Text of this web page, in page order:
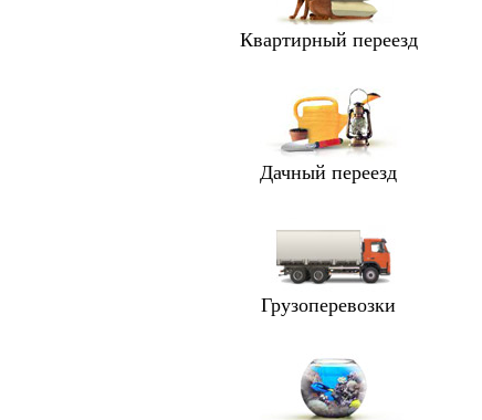
Квартирный переезд
Дачный переезд
Грузоперевозки